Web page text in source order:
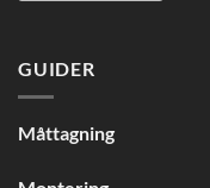
GUIDER
Måttagning